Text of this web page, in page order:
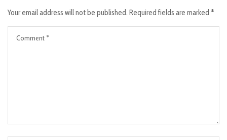
Your email address will not be published. Required fields are marked *